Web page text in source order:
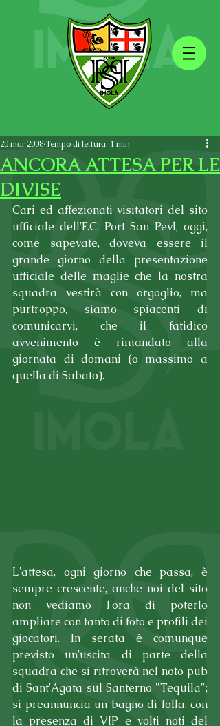
ANCORA ATTESA PER LE
DIVISE
20 mar 2008Tempo di lettura: 1 min
Cari ed affezionati visitatori del sito
ufficiale dell'F.C. Port San Pevl, oggi,
come sapevate, doveva essere il
grande giorno della presentazione
ufficiale delle maglie che la nostra
squadra vestirà con orgoglio, ma
purtroppo, siamo spiacenti di
comunicarvi, che il fatidico
avvenimento è rimandato alla
giornata di domani (o massimo a
quella di Sabato).
L'attesa, ogni giorno che passa, è
sempre crescente, anche noi del sito
non vediamo l'ora di poterlo
ampliare con tanto di foto e profili dei
giocatori. In serata è comunque
previsto un'uscita di parte della
squadra che si ritroverà nel noto pub
di Sant'Agata sul Santerno "Tequila";
si preannuncia un bagno di folla, con
la presenza di VIP e volti noti del